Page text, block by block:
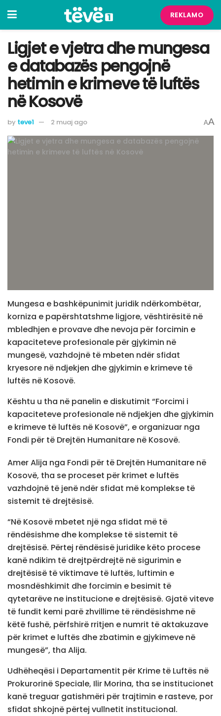
REKLAMO
Ligjet e vjetra dhe mungesa
e databazës pengojnë
hetimin e krimeve të luftës
në Kosovë
by teve1 2 muaj ago AA
Mungesa e bashkëpunimit juridik ndërkombëtar,
korniza e papërshtatshme ligjore, vështirësitë në
mbledhjen e provave dhe nevoja për forcimin e
kapaciteteve profesionale për gjykimin në
mungesë, vazhdojnë të mbeten ndër sfidat
kryesore në ndjekjen dhe gjykimin e krimeve të
luftës në Kosovë.
Kështu u tha në panelin e diskutimit “Forcimi i
kapaciteteve profesionale në ndjekjen dhe gjykimin
e krimeve të luftës në Kosovë”, e organizuar nga
Fondi për të Drejtën Humanitare në Kosovë.
Amer Alija nga Fondi për të Drejtën Humanitare në
Kosovë, tha se proceset për krimet e luftës
vazhdojnë të jenë ndër sfidat më komplekse të
sistemit të drejtësisë.
“Në Kosovë mbetet një nga sfidat më të
rëndësishme dhe komplekse të sistemit të
drejtësisë. Përtej rëndësisë juridike këto procese
kanë ndikim të drejtpërdrejtë në sigurimin e
drejtësisë të viktimave të luftës, luftimin e
mosndëshkimit dhe forcimin e besimit të
qytetarëve ne institucione e drejtësisë. Gjatë viteve
të fundit kemi parë zhvillime të rëndësishme në
këtë fushë, përfshirë rritjen e numrit të aktakuzave
për krimet e luftës dhe zbatimin e gjykimeve në
mungesë”, tha Alija.
Udhëheqësi i Departamentit për Krime të Luftës në
Prokurorinë Speciale, Ilir Morina, tha se institucionet
kanë treguar gatishmëri për trajtimin e rasteve, por
sfidat shkojnë përtej vullnetit institucional.